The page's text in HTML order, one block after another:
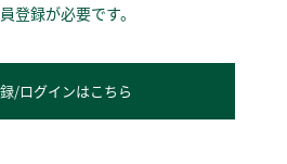
登録が必要です。
/ログインはこちら